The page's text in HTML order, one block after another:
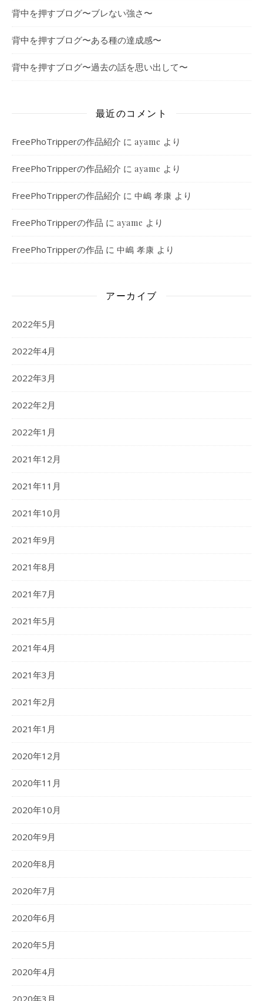
背中を押すブログ〜ブレない強さ〜
背中を押すブログ〜ある種の達成感〜
背中を押すブログ〜過去の話を思い出して〜
最近のコメント
FreePhoTripperの作品紹介 に ayame より
FreePhoTripperの作品紹介 に ayame より
FreePhoTripperの作品紹介 に 中嶋 孝康 より
FreePhoTripperの作品 に ayame より
FreePhoTripperの作品 に 中嶋 孝康 より
アーカイブ
2022年5月
2022年4月
2022年3月
2022年2月
2022年1月
2021年12月
2021年11月
2021年10月
2021年9月
2021年8月
2021年7月
2021年5月
2021年4月
2021年3月
2021年2月
2021年1月
2020年12月
2020年11月
2020年10月
2020年9月
2020年8月
2020年7月
2020年6月
2020年5月
2020年4月
2020年3月